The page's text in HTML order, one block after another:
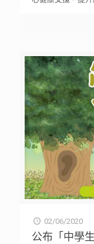
02/06/2020
公布「中學